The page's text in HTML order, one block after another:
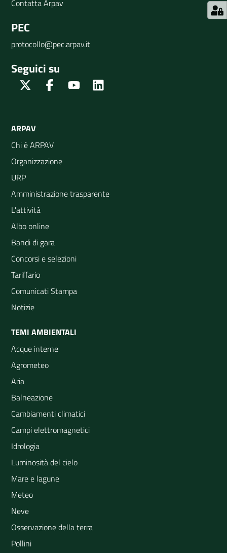
Contatta Arpav
PEC
protocollo@pec.arpav.it
Seguici su
Twitter FacebookYoutube
ARPAV
Chi è ARPAV
Organizzazione
URP
Amministrazione trasparente
L'attività
Albo online
Bandi di gara
Concorsi e selezioni
Tariffario
Comunicati Stampa
Notizie
TEMI AMBIENTALI
Acque interne
Agrometeo
Aria
Balneazione
Cambiamenti climatici
Campi elettromagnetici
Idrologia
Luminosità del cielo
Mare e lagune
Meteo
Neve
Osservazione della terra
Pollini